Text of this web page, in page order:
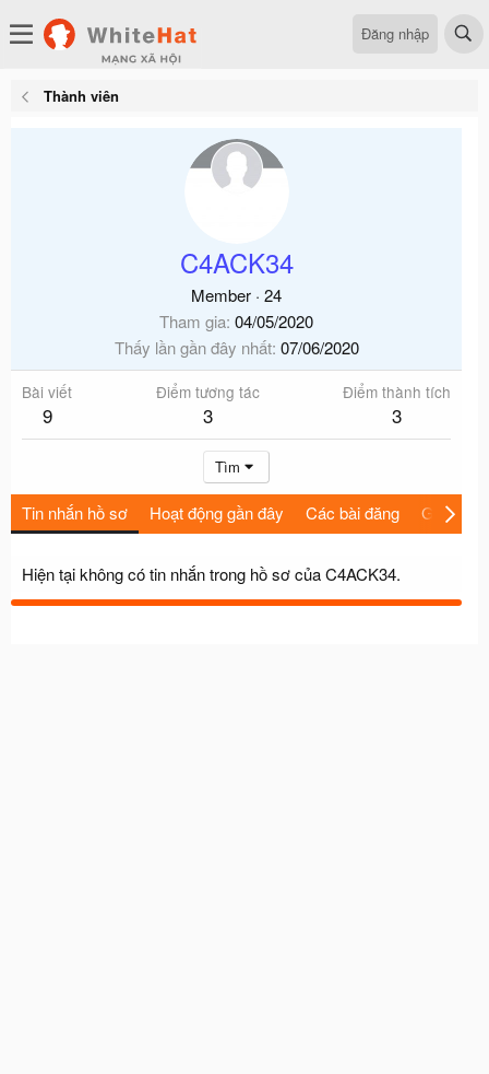
Đăng nhập
Thành viên
C4ACK34
Member · 24
Tham gia 04/05/2020
Thấy lần gần đây nhất 07/06/2020
Bài viết
9
Điểm tương tác
3
Điểm thành tích
3
Tìm
Tin nhắn hồ sơ Hoạt động gần đây Các bài đăng Giới thiệu
Hiện tại không có tin nhắn trong hồ sơ của C4ACK34.